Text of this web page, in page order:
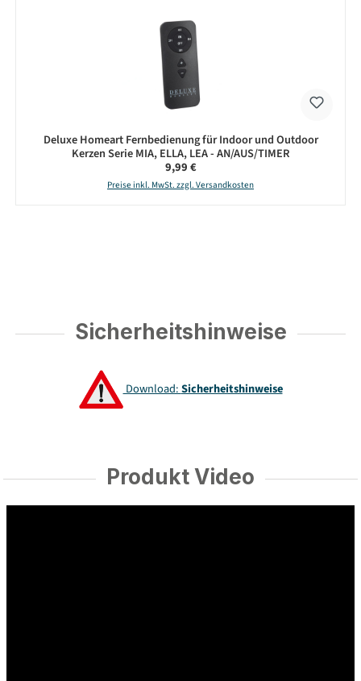
Deluxe Homeart Fernbedienung für Indoor und Outdoor
Kerzen Serie MIA, ELLA, LEA - AN/AUS/TIMER
Regulärer Preis:
9,99 €
Preise inkl. MwSt. zzgl. Versandkosten
Sicherheitshinweise
Download:Sicherheitshinweise
Produkt Video